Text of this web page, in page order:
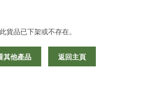
此貨品已下架或不存在。
其他產品 返回主頁